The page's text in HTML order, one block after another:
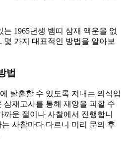
1965년생 뱀띠 삼재 액운을 없
몇 가지 대표적인 방법을 알아보
법
탈출할 수 있도록 지내는 의식입
삼재고사를 통해 재앙을 피할 수
운 절이나 사찰에서 진행합니
사찰마다 다르니 미리 문의 후